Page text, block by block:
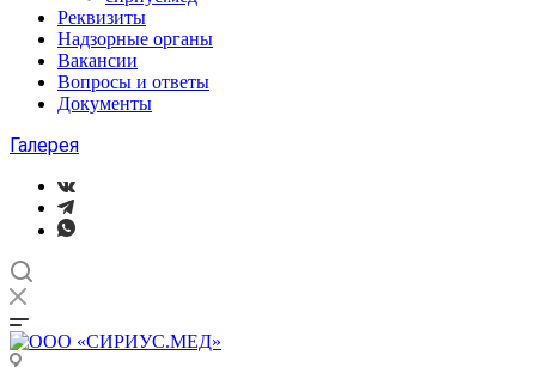
Реквизиты
Надзорные органы
Вакансии
Вопросы и ответы
Документы
Галерея